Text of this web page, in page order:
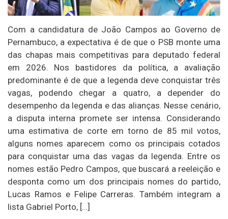
Com a candidatura de João Campos ao Governo de
Pernambuco, a expectativa é de que o PSB monte uma
das chapas mais competitivas para deputado federal
em 2026. Nos bastidores da política, a avaliação
predominante é de que a legenda deve conquistar três
vagas, podendo chegar a quatro, a depender do
desempenho da legenda e das alianças. Nesse cenário,
a disputa interna promete ser intensa. Considerando
uma estimativa de corte em torno de 85 mil votos,
alguns nomes aparecem como os principais cotados
para conquistar uma das vagas da legenda. Entre os
nomes estão Pedro Campos, que buscará a reeleição e
desponta como um dos principais nomes do partido,
Lucas Ramos e Felipe Carreras. Também integram a
lista Gabriel Porto, […]